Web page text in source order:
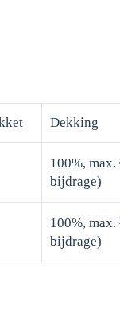
Dekking
100%,
bijdrage)
100%,
bijdrage)